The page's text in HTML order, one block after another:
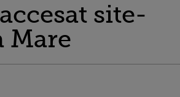
site-
Mare